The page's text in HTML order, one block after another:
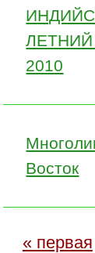
2010
Восток
« первая